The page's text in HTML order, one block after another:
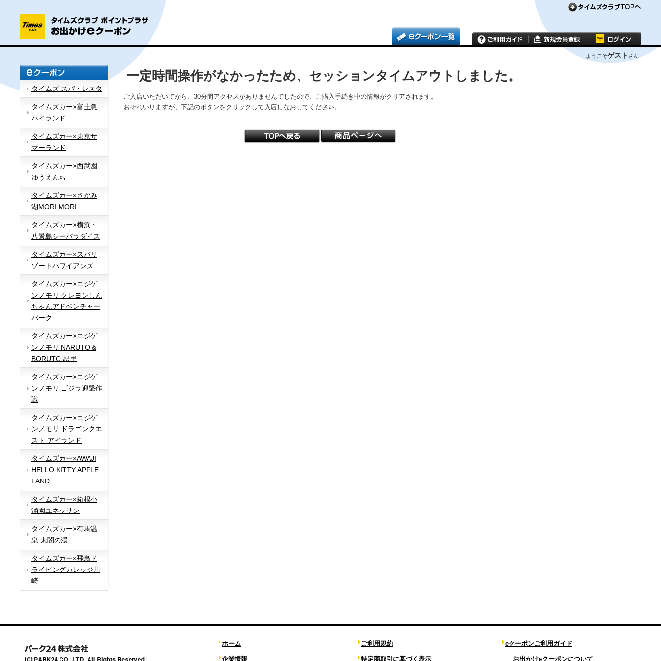
ようこそゲスト さん
タイムズ スパ・レスタ
タイムズカー×富士急
ハイランド
タイムズカー×東京サ
マーランド
タイムズカー×西武園
ゆうえんち
タイムズカー×さがみ
湖MORI MORI
タイムズカー×横浜・
八景島シーパラダイス
タイムズカー×スパリ
ゾートハワイアンズ
タイムズカー×ニジゲ
ンノモリ クレヨンしん
ちゃんアドベンチャー
パーク
タイムズカー×ニジゲ
ンノモリ NARUTO &
BORUTO 忍里
タイムズカー×ニジゲ
ンノモリ ゴジラ迎撃作
戦
タイムズカー×ニジゲ
ンノモリ ドラゴンクエ
スト アイランド
タイムズカー×AWAJI
HELLO KITTY APPLE
LAND
タイムズカー×箱根小
涌園ユネッサン
タイムズカー×有馬温
泉 太閤の湯
タイムズカー×飛鳥ド
ライビングカレッジ川
崎
一定時間操作がなかったため、セッションタイムアウトしました。
ご入店いただいてから、30分間アクセスがありませんでしたので、ご購入手続き中の情報がクリアされます。
おそれいりますが、下記のボタンをクリックして入店しなおしてください。
ホーム
企業情報
ご利用規約
特定商取引に基づく表示
eクーポンご利用ガイド
お出かけeクーポンについて